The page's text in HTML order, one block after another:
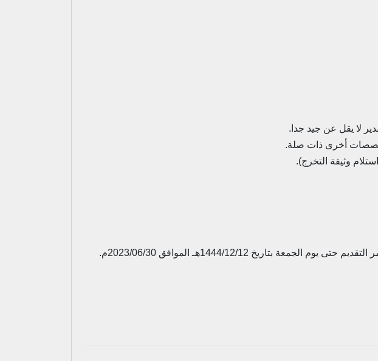
لا يقل عن جيد جدا.
تخصصات أخرى ذات صلة.
وثيقة التخرج).